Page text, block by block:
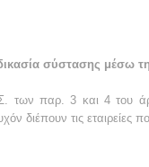
σύστασης μέσω
των παρ. 3 και 4 του
διέπουν τις